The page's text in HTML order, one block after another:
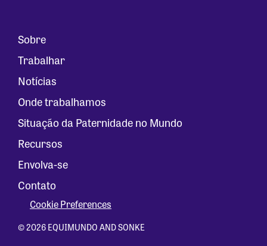
Sobre
Trabalhar
Notícias
Onde trabalhamos
Situação da Paternidade no Mundo
Recursos
Envolva-se
Contato
Cookie Preferences
© 2026 EQUIMUNDO AND SONKE